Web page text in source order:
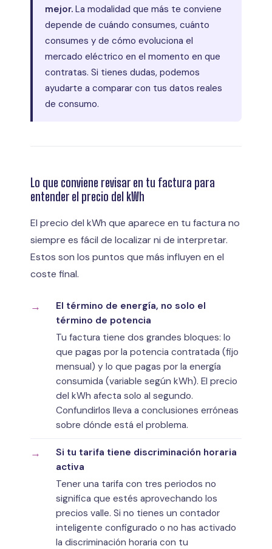
mejor. La modalidad que más te conviene
depende de cuándo consumes, cuánto
consumes y de cómo evoluciona el
mercado eléctrico en el momento en que
contratas. Si tienes dudas, podemos
ayudarte a comparar con tus datos reales
de consumo.
Lo que conviene revisar en tu factura para
entender el precio del kWh
El precio del kWh que aparece en tu factura no
siempre es fácil de localizar ni de interpretar.
Estos son los puntos que más influyen en el
coste final.
El término de energía, no solo el
término de potencia
Tu factura tiene dos grandes bloques: lo
que pagas por la potencia contratada (fijo
mensual) y lo que pagas por la energía
consumida (variable según kWh). El precio
del kWh afecta solo al segundo.
Confundirlos lleva a conclusiones erróneas
sobre dónde está el problema.
Si tu tarifa tiene discriminación horaria
activa
Tener una tarifa con tres periodos no
significa que estés aprovechando los
precios valle. Si no tienes un contador
inteligente configurado o no has activado
la discriminación horaria con tu